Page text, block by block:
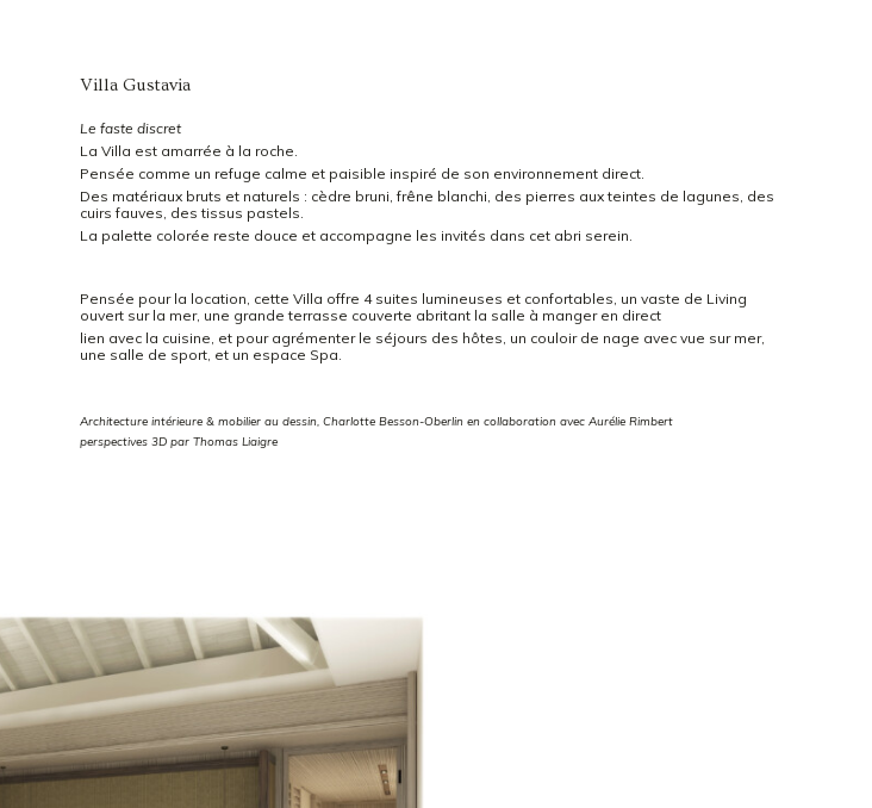
Villa Gustavia
Le faste discret
La Villa est amarrée à la roche.
Pensée comme un refuge calme et paisible inspiré de son environnement direct.
Des matériaux bruts et naturels : cèdre bruni, frêne blanchi, des pierres aux teintes de lagunes, des
cuirs fauves, des tissus pastels.
La palette colorée reste douce et accompagne les invités dans cet abri serein.
Pensée pour la location, cette Villa offre 4 suites lumineuses et confortables, un vaste de Living
ouvert sur la mer, une grande terrasse couverte abritant la salle à manger en direct
lien avec la cuisine, et pour agrémenter le séjours des hôtes, un couloir de nage avec vue sur mer,
une salle de sport, et un espace Spa.
Architecture intérieure & mobilier au dessin, Charlotte Besson-Oberlin en collaboration avec Aurélie Rimbert
perspectives 3D par Thomas Liaigre